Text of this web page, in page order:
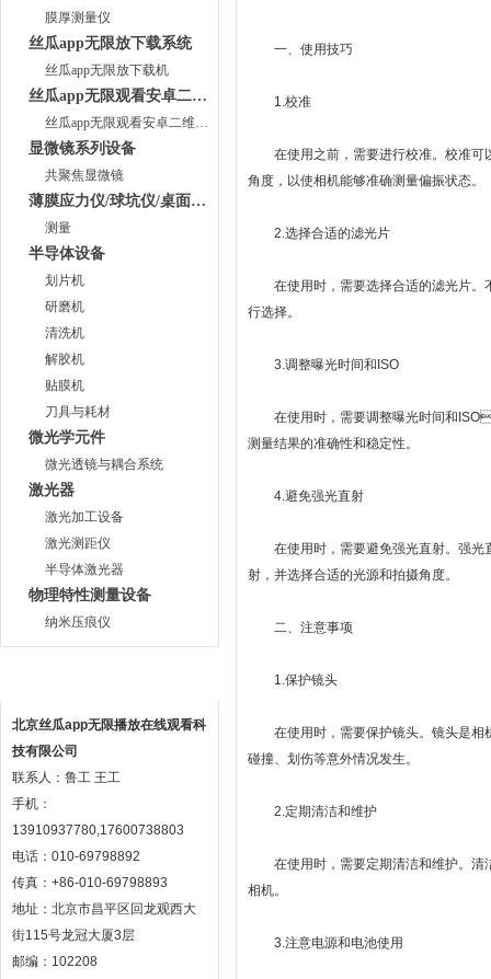
膜厚测量仪
丝瓜app无限放下载系统
丝瓜app无限放下载机
丝瓜app无限观看安卓二维码系统
丝瓜app无限观看安卓二维码仪
显微镜系列设备
共聚焦显微镜
薄膜应力仪/球坑仪/桌面级镀膜系统
测量
半导体设备
划片机
研磨机
清洗机
解胶机
贴膜机
刀具与耗材
微光学元件
微光透镜与耦合系统
激光器
激光加工设备
激光测距仪
半导体激光器
物理特性测量设备
纳米压痕仪
北京丝瓜app无限播放在线观看科
技有限公司
联系人：鲁工 王工
手机：
13910937780,17600738803
电话：010-69798892
传真：+86-010-69798893
地址：北京市昌平区回龙观西大
街115号龙冠大厦3层
邮编：102208
一、使用技巧
1.校准
在使用之前，需要进行校准。校准可
角度，以使相机能够准确测量偏振状态。
2.选择合适的滤光片
在使用时，需要选择合适的滤光片
行选择。
3.调整曝光时间和ISO
在使用时，需要调整曝光时间和
测量结果的准确性和稳定性。
4.避免强光直射
在使用时，需要避免强光直射。强光直
射，并选择合适的光源和拍摄角度。
二、注意事项
1.保护镜头
在使用时，需要保护镜头。镜头是相
碰撞、划伤等意外情况发生。
2.定期清洁和维护
在使用时，需要定期清洁和维护。清
相机。
3.注意电源和电池使用